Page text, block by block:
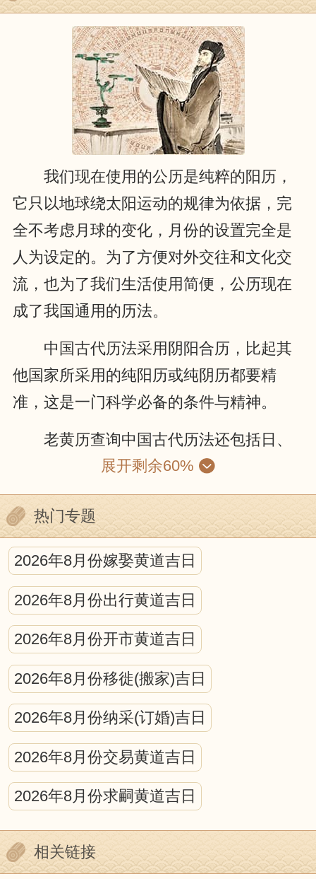
我们现在使用的公历是纯粹的阳历，
它只以地球绕太阳运动的规律为依据，完
全不考虑月球的变化，月份的设置完全是
人为设定的。为了方便对外交往和文化交
流，也为了我们生活使用简便，公历现在
成了我国通用的历法。
中国古代历法采用阴阳合历，比起其
他国家所采用的纯阳历或纯阴历都要精
准，这是一门科学必备的条件与精神。
老黄历查询中国古代历法还包括日、
月、五星的运动，位置的计算；昏、旦中
星和时刻的测定；日、月食的预报等等。
就某种程度来说，中国古代的历法就是一
种编算天文年历的工作。它包括中国古代
天文学的许多重要内容，是古代科学观察
和研究的结晶。
宇宙中日、月、星辰的互动，对人可
产生什么影响，古今学者都认为，所有的
宇宙运动都会不同程度的作用于地球生
命，从而在地球生命上打下深深的烙印。
在日、月、星的运动中，蕴藏着万物消长
的规律，寓含着深奥的物候原理。因此，
在研究人与自然的关系中，离不开日月星
的运行，而中国古代的历法正是为这种研
究，提供了最好的时空背景。
展开剩余60%
热门专题
2026年8月份嫁娶黄道吉日
2026年8月份出行黄道吉日
2026年8月份开市黄道吉日
2026年8月份移徙(搬家)吉日
2026年8月份纳采(订婚)吉日
2026年8月份交易黄道吉日
2026年8月份求嗣黄道吉日
相关链接